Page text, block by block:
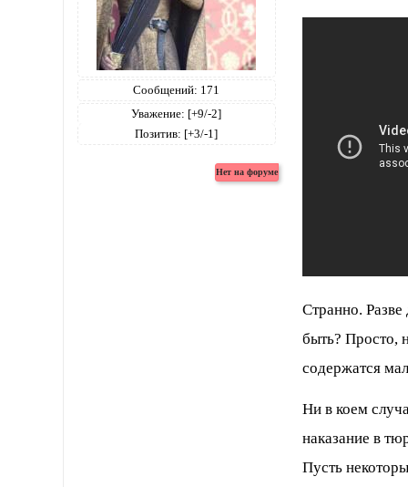
Сообщений: 171
Уважение: [+9/-2]
Позитив: [+3/-1]
Странно.
быть? Просто,
содержатся
Ни в коем
наказание в
Пусть